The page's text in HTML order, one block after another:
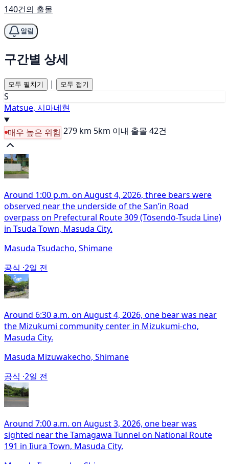
140건의 출몰
알림
구간별 상세
모두 펼치기 | 모두 접기
S
Matsue, 시마네현
매우 높은 위험 279 km 5km 이내 출몰 42건
Around 1:00 p.m. on August 4, 2026, three bears were
observed near the underside of the San’in Road
overpass on Prefectural Route 309 (Tōsendō-Tsuda Line)
in Tsuda Town, Masuda City.
Masuda Tsudacho, Shimane
공식 ·2일 전
Around 6:30 a.m. on August 4, 2026, one bear was near
the Mizukumi community center in Mizukumi-cho,
Masuda City.
Masuda Mizuwakecho, Shimane
공식 ·2일 전
Around 7:00 a.m. on August 3, 2026, one bear was
sighted near the Tamagawa Tunnel on National Route
191 in Iiura Town, Masuda City.